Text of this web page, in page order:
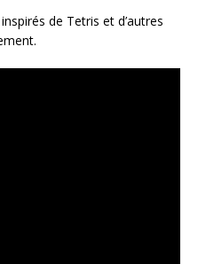
de Tetris et d’autres